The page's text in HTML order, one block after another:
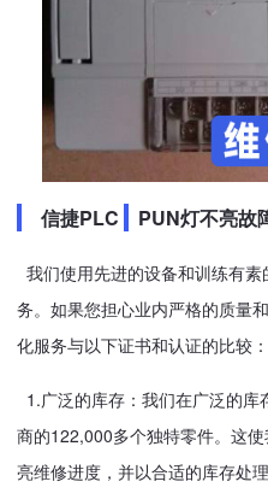
信捷PLC PUN灯不亮故
我们使用先进的设备和训练有
务。如果您担心业内严格的质量
化服务与以下证书和认证的比较：
1.广泛的库存：我们在广泛的
商的122,000多个独特零件。这
亮维修进度，并以合适的库存处理